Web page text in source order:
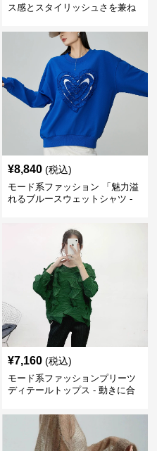
ス感とスタイリッシュさを兼ね
¥8,840 (税込)
モード系ファッション 「魅力溢
れるブルースウェットシャツ -
¥7,160 (税込)
モード系ファッションプリーツ
ディテールトップス - 動きに合